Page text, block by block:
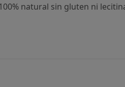
natural sin gluten ni